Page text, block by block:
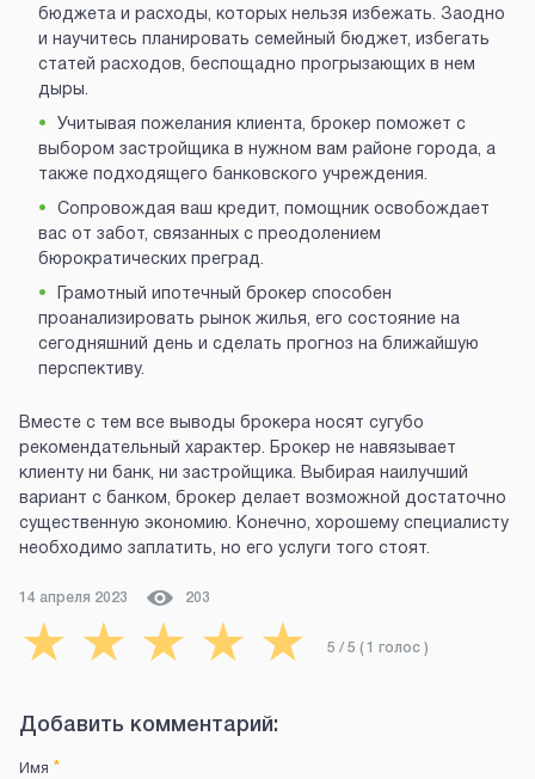
бюджета и расходы, которых нельзя избежать. Заодно
и научитесь планировать семейный бюджет, избегать
статей расходов, беспощадно прогрызающих в нем
дыры.
Учитывая пожелания клиента, брокер поможет с
выбором застройщика в нужном вам районе города, а
также подходящего банковского учреждения.
Сопровождая ваш кредит, помощник освобождает
вас от забот, связанных с преодолением
бюрократических преград.
Грамотный ипотечный брокер способен
проанализировать рынок жилья, его состояние на
сегодняшний день и сделать прогноз на ближайшую
перспективу.
Вместе с тем все выводы брокера носят сугубо
рекомендательный характер. Брокер не навязывает
клиенту ни банк, ни застройщика. Выбирая наилучший
вариант с банком, брокер делает возможной достаточно
существенную экономию. Конечно, хорошему специалисту
необходимо заплатить, но его услуги того стоят.
14 апреля 2023 203
★ ★ ★ ★ ★ 5 / 5 ( 1 голос )
Добавить комментарий:
Имя *